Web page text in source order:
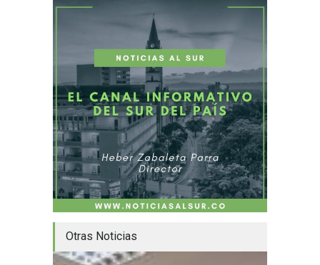
Otras Noticias